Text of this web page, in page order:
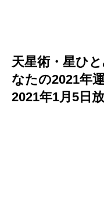
天星術・星ひ
なたの2021年
2021年1月5日